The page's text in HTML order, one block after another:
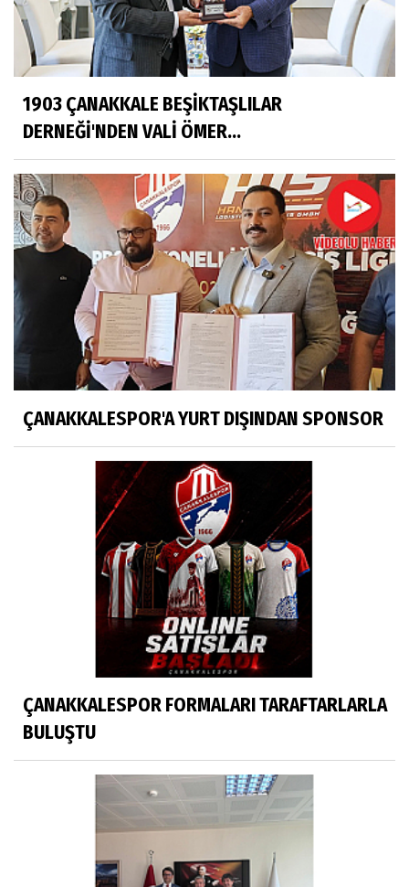
1903 ÇANAKKALE BEŞİKTAŞLILAR
DERNEĞİ'NDEN VALİ ÖMER...
ÇANAKKALESPOR'A YURT DIŞINDAN SPONSOR
ÇANAKKALESPOR FORMALARI TARAFTARLARLA
BULUŞTU